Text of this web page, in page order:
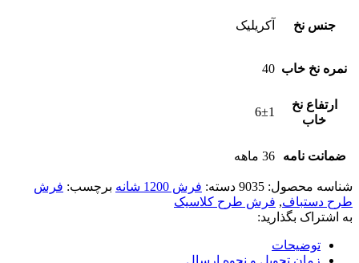
جنس نخ آکریلیک
نمره نخ خاب 40
ارتفاع نخ
خاب
6±1
ضمانت نامه 36 ماهه
شناسه محصول: 9035 دسته: فرش 1200 شانه برچسب: فرش
طرح دستباف, فرش طرح کلاسیک
به اشتراک بگذارید:
توضیحات
زمان تحویل و نحوه ارسال